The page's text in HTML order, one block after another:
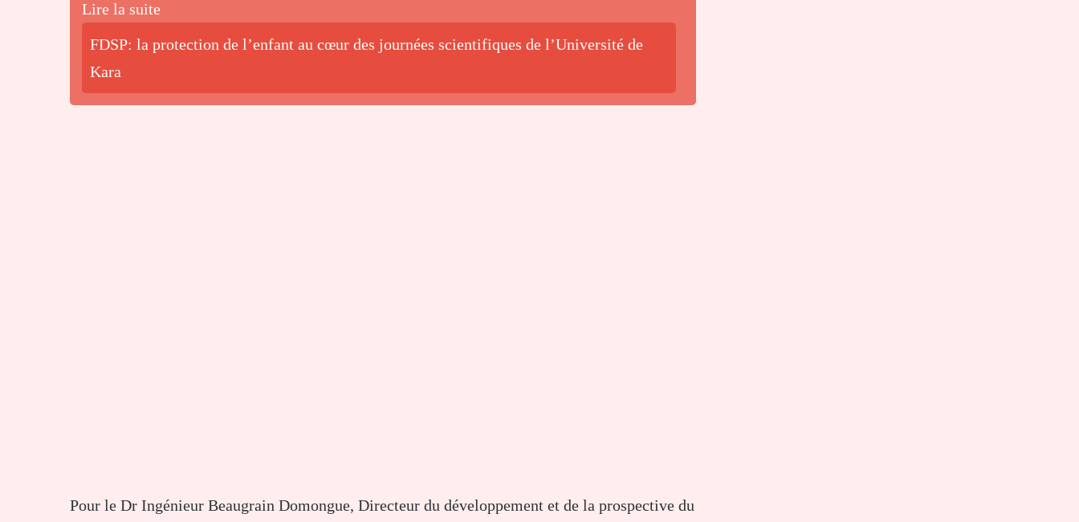
Lire la suite
FDSP: la protection de l’enfant au cœur des journées scientifiques de l’Université de
Kara
Pour le Dr Ingénieur Beaugrain Domongue, Directeur du développement et de la prospective du